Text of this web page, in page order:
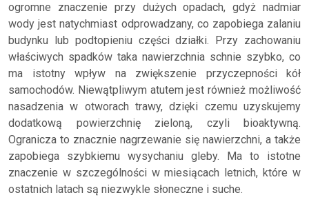
ogromne znaczenie przy dużych opadach, gdyż nadmiar
wody jest natychmiast odprowadzany, co zapobiega zalaniu
budynku lub podtopieniu części działki. Przy zachowaniu
właściwych spadków taka nawierzchnia schnie szybko, co
ma istotny wpływ na zwiększenie przyczepności kół
samochodów. Niewątpliwym atutem jest również możliwość
nasadzenia w otworach trawy, dzięki czemu uzyskujemy
dodatkową powierzchnię zieloną, czyli bioaktywną.
Ogranicza to znacznie nagrzewanie się nawierzchni, a także
zapobiega szybkiemu wysychaniu gleby. Ma to istotne
znaczenie w szczególności w miesiącach letnich, które w
ostatnich latach są niezwykle słoneczne i suche.